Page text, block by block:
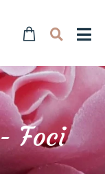
Foci